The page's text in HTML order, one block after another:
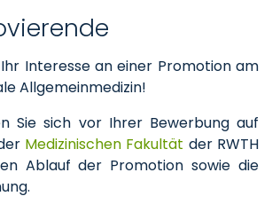
Interesse an einer Promotion am
Allgemeinmedizin!
Sie sich vor Ihrer Bewerbung auf
Medizinischen Fakultät der RWTH
Ablauf der Promotion sowie die